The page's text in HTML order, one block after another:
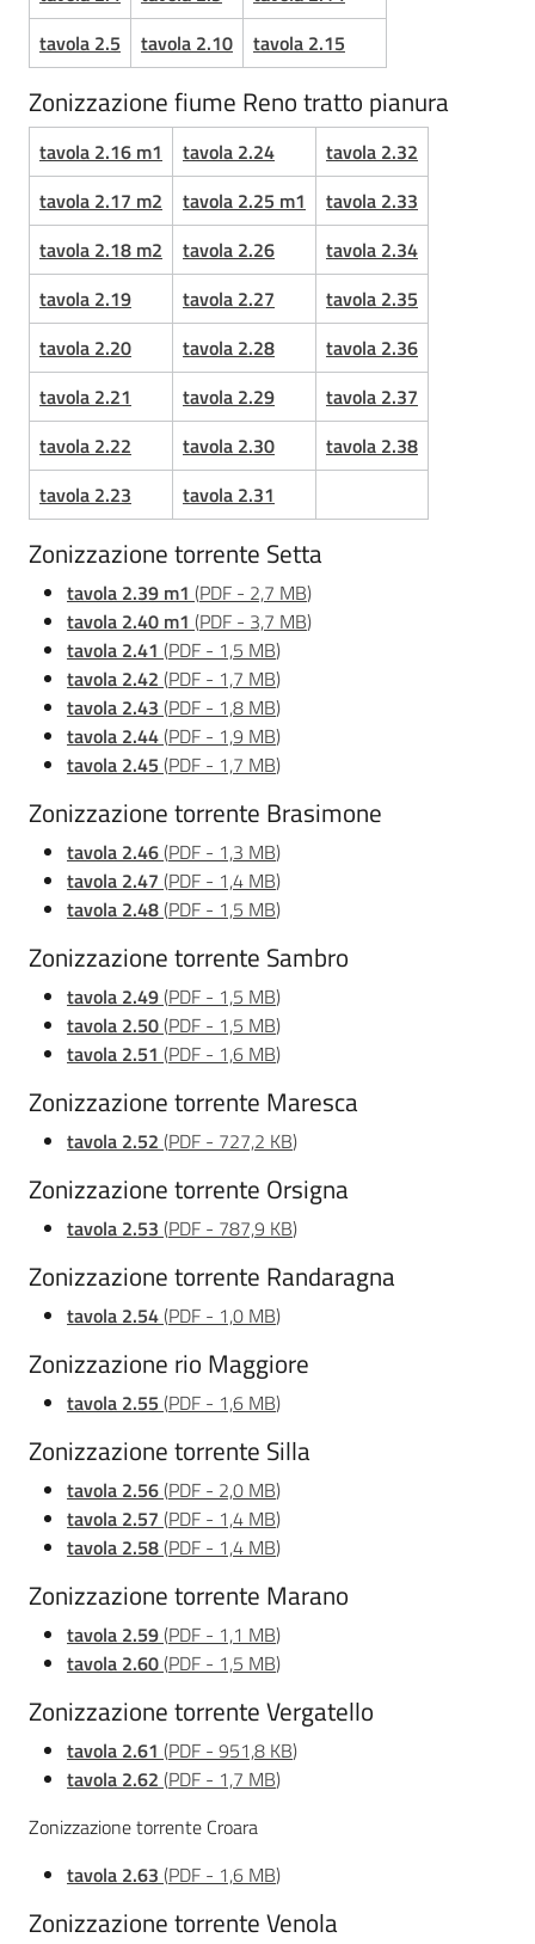
tavola 2.5
tavola 2.10 tavola 2.15
Zonizzazione fiume Reno tratto pianura
tavola 2.16 m1 tavola 2.24
tavola 2.32
tavola 2.17 m2
tavola 2.25 m1
tavola 2.33
tavola 2.18 m2
tavola 2.26
tavola 2.34
tavola 2.19
tavola 2.27
tavola 2.35
tavola 2.20
tavola 2.28
tavola 2.36
tavola 2.21
tavola 2.29
tavola 2.37
tavola 2.22
tavola 2.30
tavola 2.38
tavola 2.23
tavola 2.31
Zonizzazione torrente Setta
tavola 2.39 m1 (PDF - 2,7 MB)
tavola 2.40 m1 (PDF - 3,7 MB)
tavola 2.41 (PDF - 1,5 MB)
tavola 2.42 (PDF - 1,7 MB)
tavola 2.43 (PDF - 1,8 MB)
tavola 2.44(PDF - 1,9 MB)
tavola 2.45 (PDF - 1,7 MB)
Zonizzazione torrente Brasimone
tavola 2.46(PDF - 1,3 MB)
tavola 2.47 (PDF - 1,4 MB)
tavola 2.48(PDF - 1,5 MB)
Zonizzazione torrente Sambro
tavola 2.49(PDF - 1,5 MB)
tavola 2.50(PDF - 1,5 MB)
tavola 2.51 (PDF - 1,6 MB)
Zonizzazione torrente Maresca
tavola 2.52 (PDF - 727,2 KB)
Zonizzazione torrente Orsigna
tavola 2.53 (PDF - 787,9 KB)
Zonizzazione torrente Randaragna
tavola 2.54(PDF - 1,0 MB)
Zonizzazione rio Maggiore
tavola 2.55 (PDF - 1,6 MB)
Zonizzazione torrente Silla
tavola 2.56(PDF - 2,0 MB)
tavola 2.57 (PDF - 1,4 MB)
tavola 2.58(PDF - 1,4 MB)
Zonizzazione torrente Marano
tavola 2.59(PDF - 1,1 MB)
tavola 2.60(PDF - 1,5 MB)
Zonizzazione torrente Vergatello
tavola 2.61 (PDF - 951,8 KB)
tavola 2.62 (PDF - 1,7 MB)
Zonizzazione torrente Croara
tavola 2.63 (PDF - 1,6 MB)
Zonizzazione torrente Venola